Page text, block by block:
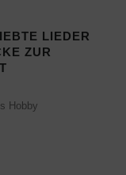
LIEDER
ZUR
Hobby